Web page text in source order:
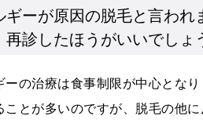
ギーが原因の脱毛と言わ
診したほうがいいでしょ
ーの治療は食事制限が中心とな
ことが多いのですが、脱毛の他